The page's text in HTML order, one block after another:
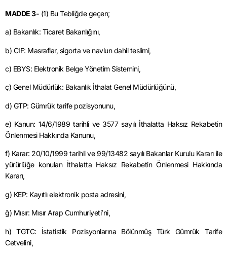
MADDE 3- (1) Bu Tebliğde geçen;
a) Bakanlık: Ticaret Bakanlığını,
b) CIF: Masraflar, sigorta ve navlundahilteslimi,
c) EBYS: Elektronik Belge Yönetim Sistemini,
ç) Genel Müdürlük: Bakanlık İthalat Genel Müdürlüğünü,
d) GTP: Gümrük tarife pozisyonunu,
e) Kanun: 14/6/1989 tarihli ve 3577 sayılı İthalatta Haksız Rekabetin
Önlenmesi Hakkında Kanunu,
f) Karar: 20/10/1999 tarihli ve 99/13482 sayılı Bakanlar Kurulu Kararı ile
yürürlüğe konulan İthalatta Haksız Rekabetin Önlenmesi Hakkında
Kararı,
g) KEP: Kayıtlı elektronik posta adresini,
ğ) Mısır: Mısır Arap Cumhuriyeti’ni,
h) TGTC: İstatistik Pozisyonlarına Bölünmüş Türk Gümrük Tarife
Cetvelini,